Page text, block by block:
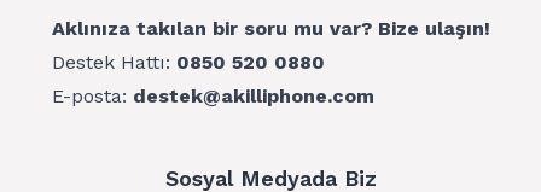
Aklınıza takılan bir soru mu var? Bize ulaşın!
Destek Hattı: 0850 520 0880
E-posta: destek@akilliphone.com
Sosyal Medyada Biz